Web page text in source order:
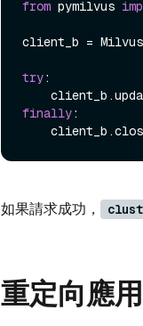
from pymilvus
client_b =
try:
finally:
如果請求成功，
重定向應